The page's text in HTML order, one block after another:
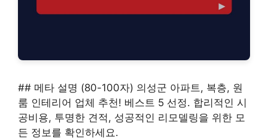
## 메타 설명 (80-100자) 의성군 아파트, 복층, 원
룸 인테리어 업체 추천! 베스트 5 선정. 합리적인 시
공비용, 투명한 견적, 성공적인 리모델링을 위한 모
든 정보를 확인하세요.